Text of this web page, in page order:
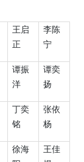
王启
正
李陈
宁
谭振
洋
谭奕
扬
丁奕
铭
张依
杨
徐海
王佳